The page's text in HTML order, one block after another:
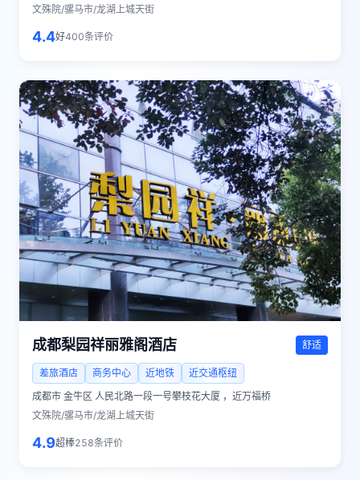
文殊院/骡马市/龙湖上城天街
4.4好400条评价
成都梨园祥丽雅阁酒店 舒适
差旅酒店 商务中心 近地铁
近交通枢纽
成都市 金牛区 人民北路一段一号攀枝花大厦 ，近万福桥
文殊院/骡马市/龙湖上城天街
4.9超棒258条评价